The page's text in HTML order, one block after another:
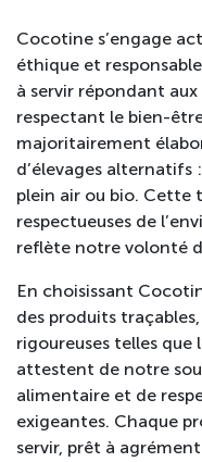
Cocotine s’engage
éthique et
à servir répondant
respectant le bien-
majoritairement
d’élevages alternatifs
plein air ou bio. Cette
respectueuses de
reflète notre volonté
En choisissant
des produits
rigoureuses telles que
attestent de notre
alimentaire et de
exigeantes. Chaque
servir, prêt à